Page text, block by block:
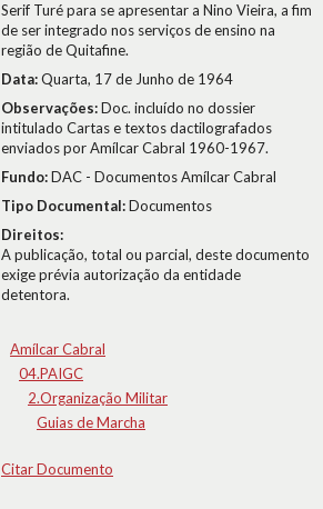
Serif Turé para se apresentar a Nino Vieira, a fim
de ser integrado nos serviços de ensino na
região de Quitafine.
Data:Quarta, 17 de Junho de 1964
Observações:Doc. incluído no dossier
intitulado Cartas e textos dactilografados
enviados por Amílcar Cabral 1960-1967.
Fundo:DAC - Documentos Amílcar Cabral
Tipo Documental:Documentos
Direitos:
A publicação, total ou parcial, deste documento
exige prévia autorização da entidade
detentora.
Amílcar Cabral
04.PAIGC
2.Organização Militar
Guias de Marcha
Citar Documento